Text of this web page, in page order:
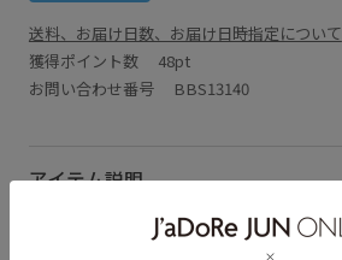
送料、お届け日数、お届け日時指定について
獲得ポイント数 48pt
お問い合わせ番号 BBS13140
アイテム説明
サイズ・素材・お手入れ方法